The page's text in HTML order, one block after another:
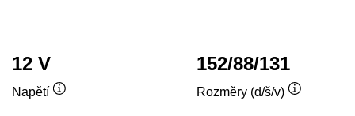
12 V
Napětí
152/88/131
Rozměry (d/š/v)